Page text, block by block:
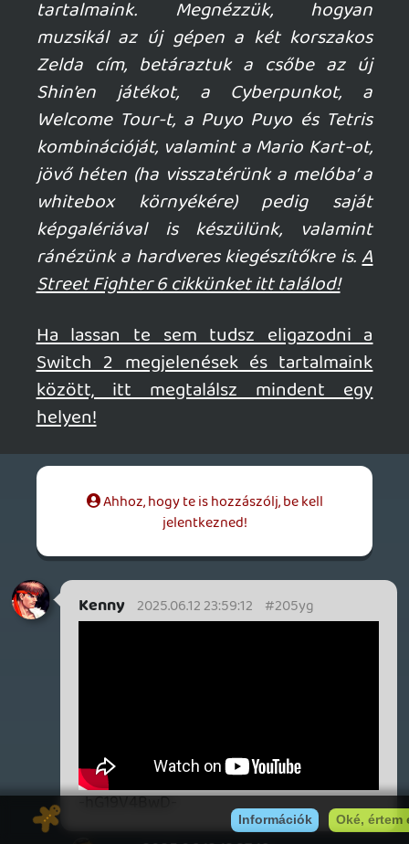
Van aki nem ájul mindjárt egy Mario kartol
meg az öt éves third party portoktol
mindezt 30 ezrekert...
De ja, nekem az az egy ami idén eladta
volna talán a konzolt.
Majd ranezek később pár év múlva talán
lesz vmi számomra érdekes az új
Metroidon kívül addig meg elleszek az
Xboxal meg a ps - el plusz a brutal
backloggal 🙂
Baka19
2025.06.08 18:38:00
axl 2025.06.08 19:11:35 #205gc
"kicsiny oldalunkon nagyot ment “ne
vásárolj ittmegottnéha“ frázis"
Ettől most könnybe lábadtak a szemeim...
és Tom Clancy is megmoccant a sírjában.
🙂
Baka19
szóval kuka az egész gép így már.
Ex nintendo fan 2025.06.08 16:41:05
#205fs
A Digital foundry szerint 30 fps és ps4
level a trailer alapján. Teljesen okés,
lesznek sokkal szarabb portok ismajd lásd
Kenny 2025.06.08 17:15:52 #205f7
Switch-en viszont nem valósulhatott
meg... sztem ilyen PS4 Pro/Xbox One X és
Series S között lesz majd az a port.